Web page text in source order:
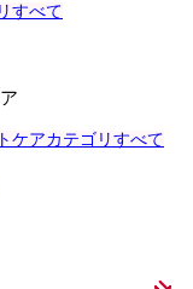
すべて
ケアカテゴリすべて